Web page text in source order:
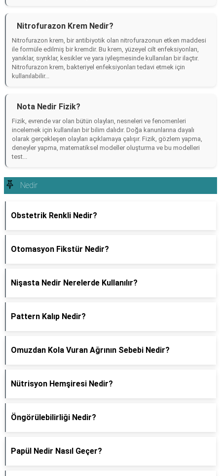
Nitrofurazon Krem Nedir?
Nitrofurazon krem, bir antibiyotik olan nitrofurazonun etken maddesi
ile formüle edilmiş bir kremdir. Bu krem, yüzeyel cilt enfeksiyonları,
yanıklar, sıyrıklar, kesikler ve yara iyileşmesinde kullanılan bir ilaçtır.
Nitrofurazon krem, bakteriyel enfeksiyonları tedavi etmek için
kullanılabilir...
Nota Nedir Fizik?
Fizik, evrende var olan bütün olayları, nesneleri ve fenomenleri
incelemek için kullanılan bir bilim dalıdır. Doğa kanunlarına dayalı
olarak gerçekleşen olayları açıklamaya çalışır. Fizik, gözlem yapma,
deneyler yapma, matematiksel modeller oluşturma ve bu modelleri
test...
Nedir
Obstetrik Renkli Nedir?
Otomasyon Fikstür Nedir?
Nişasta Nedir Nerelerde Kullanılır?
Pattern Kalıp Nedir?
Omuzdan Kola Vuran Ağrının Sebebi Nedir?
Nütrisyon Hemşiresi Nedir?
Öngörülebilirliği Nedir?
Papül Nedir Nasıl Geçer?